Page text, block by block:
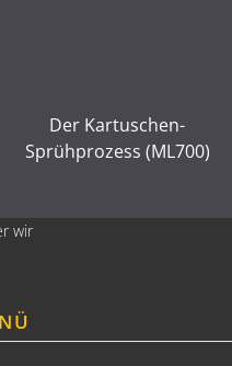
Der Kartuschen-
Sprühprozess (ML700)